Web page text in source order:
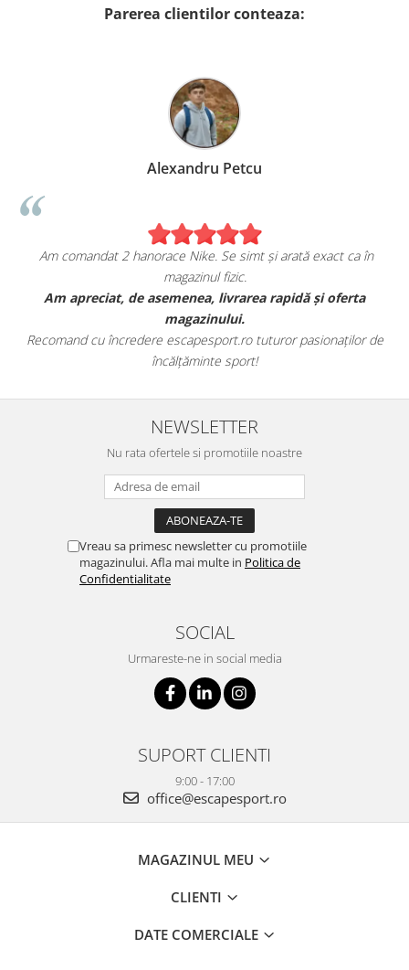
Parerea clientilor conteaza:
Alexandru Petcu
Am comandat 2 hanorace Nike. Se simt și arată exact ca în
magazinul fizic.
Am apreciat, de asemenea, livrarea rapidă și oferta
magazinului.
Recomand cu încredere escapesport.ro tuturor pasionaților de
încălțăminte sport!
NEWSLETTER
Nu rata ofertele si promotiile noastre
Vreau sa primesc newsletter cu promotiile
magazinului. Afla mai multe in Politica de
Confidentialitate
SOCIAL
Urmareste-ne in social media
SUPORT CLIENTI
9:00 - 17:00
office@escapesport.ro
MAGAZINUL MEU
CLIENTI
DATE COMERCIALE